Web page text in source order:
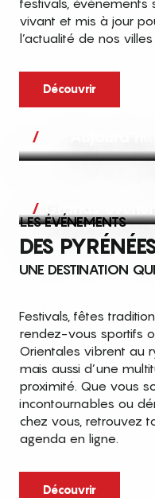
vivant et mis à jour
l’actualité de nos villes
Découvrir
Grands
LES ÉVÉNEMENTS
DES
UNE DESTINATION
Festivals, fêtes
rendez-vous sportifs
Orientales vibrent au
mais aussi d’une
proximité. Que vous
incontournables ou
chez vous, retrouvez
agenda en ligne.
Découvrir
Top des
cet été dans
Entre mer
caractère et